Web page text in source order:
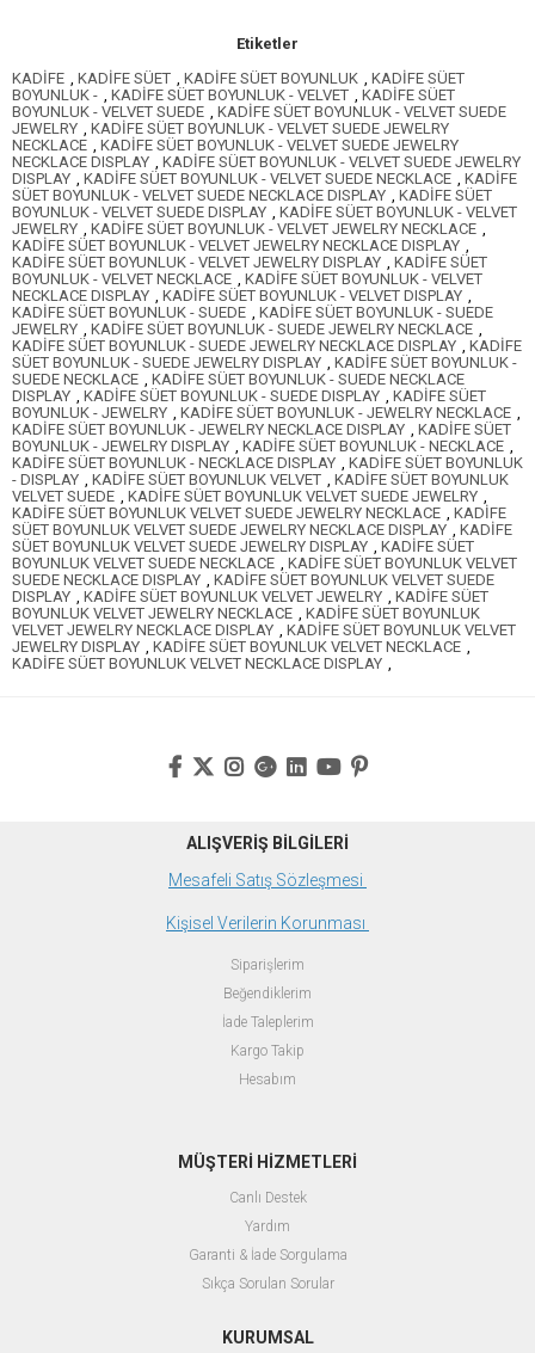
Etiketler
KADİFE , KADİFE SÜET , KADİFE SÜET BOYUNLUK , KADİFE SÜET
BOYUNLUK - , KADİFE SÜET BOYUNLUK - VELVET , KADİFE SÜET
BOYUNLUK - VELVET SUEDE , KADİFE SÜET BOYUNLUK - VELVET SUEDE
JEWELRY , KADİFE SÜET BOYUNLUK - VELVET SUEDE JEWELRY
NECKLACE , KADİFE SÜET BOYUNLUK - VELVET SUEDE JEWELRY
NECKLACE DISPLAY , KADİFE SÜET BOYUNLUK - VELVET SUEDE JEWELRY
DISPLAY , KADİFE SÜET BOYUNLUK - VELVET SUEDE NECKLACE , KADİFE
SÜET BOYUNLUK - VELVET SUEDE NECKLACE DISPLAY , KADİFE SÜET
BOYUNLUK - VELVET SUEDE DISPLAY , KADİFE SÜET BOYUNLUK - VELVET
JEWELRY , KADİFE SÜET BOYUNLUK - VELVET JEWELRY NECKLACE ,
KADİFE SÜET BOYUNLUK - VELVET JEWELRY NECKLACE DISPLAY ,
KADİFE SÜET BOYUNLUK - VELVET JEWELRY DISPLAY , KADİFE SÜET
BOYUNLUK - VELVET NECKLACE , KADİFE SÜET BOYUNLUK - VELVET
NECKLACE DISPLAY , KADİFE SÜET BOYUNLUK - VELVET DISPLAY ,
KADİFE SÜET BOYUNLUK - SUEDE , KADİFE SÜET BOYUNLUK - SUEDE
JEWELRY , KADİFE SÜET BOYUNLUK - SUEDE JEWELRY NECKLACE ,
KADİFE SÜET BOYUNLUK - SUEDE JEWELRY NECKLACE DISPLAY , KADİFE
SÜET BOYUNLUK - SUEDE JEWELRY DISPLAY , KADİFE SÜET BOYUNLUK -
SUEDE NECKLACE , KADİFE SÜET BOYUNLUK - SUEDE NECKLACE
DISPLAY , KADİFE SÜET BOYUNLUK - SUEDE DISPLAY , KADİFE SÜET
BOYUNLUK - JEWELRY , KADİFE SÜET BOYUNLUK - JEWELRY NECKLACE ,
KADİFE SÜET BOYUNLUK - JEWELRY NECKLACE DISPLAY , KADİFE SÜET
BOYUNLUK - JEWELRY DISPLAY , KADİFE SÜET BOYUNLUK - NECKLACE ,
KADİFE SÜET BOYUNLUK - NECKLACE DISPLAY , KADİFE SÜET BOYUNLUK
- DISPLAY , KADİFE SÜET BOYUNLUK VELVET , KADİFE SÜET BOYUNLUK
VELVET SUEDE , KADİFE SÜET BOYUNLUK VELVET SUEDE JEWELRY ,
KADİFE SÜET BOYUNLUK VELVET SUEDE JEWELRY NECKLACE , KADİFE
SÜET BOYUNLUK VELVET SUEDE JEWELRY NECKLACE DISPLAY , KADİFE
SÜET BOYUNLUK VELVET SUEDE JEWELRY DISPLAY , KADİFE SÜET
BOYUNLUK VELVET SUEDE NECKLACE , KADİFE SÜET BOYUNLUK VELVET
SUEDE NECKLACE DISPLAY , KADİFE SÜET BOYUNLUK VELVET SUEDE
DISPLAY , KADİFE SÜET BOYUNLUK VELVET JEWELRY , KADİFE SÜET
BOYUNLUK VELVET JEWELRY NECKLACE , KADİFE SÜET BOYUNLUK
VELVET JEWELRY NECKLACE DISPLAY , KADİFE SÜET BOYUNLUK VELVET
JEWELRY DISPLAY , KADİFE SÜET BOYUNLUK VELVET NECKLACE ,
KADİFE SÜET BOYUNLUK VELVET NECKLACE DISPLAY ,
ALIŞVERİŞ BİLGİLERİ
Mesafeli Satış Sözleşmesi
Kişisel Verilerin Korunması
Siparişlerim
Beğendiklerim
İade Taleplerim
Kargo Takip
Hesabım
MÜŞTERİ HİZMETLERİ
Canlı Destek
Yardım
Garanti & İade Sorgulama
Sıkça Sorulan Sorular
KURUMSAL